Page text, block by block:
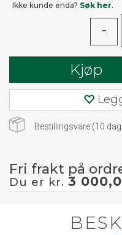
Ikke kunde enda? Søk her.
-
Kjøp
Bestillingsvare (10
Fri frakt på
Du er kr. 3